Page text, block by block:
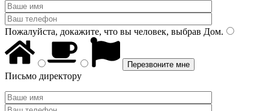
Пожалуйста, докажите, что вы человек, выбрав Дом.
Письмо директору